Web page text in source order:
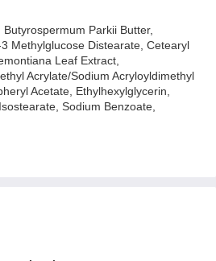
Parkii Butter,
Methylglucose Distearate, Cetearyl
Leaf Extract,
Acrylate/Sodium Acryloyldimethyl
Acetate, Ethylhexylglycerin,
Sodium Benzoate,